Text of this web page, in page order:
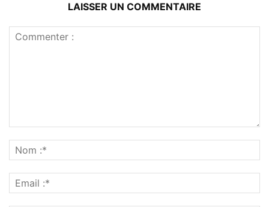
LAISSER UN COMMENTAIRE